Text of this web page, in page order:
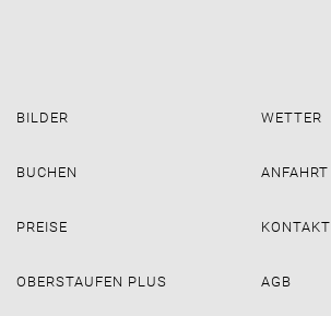
BILDER
BUCHEN
PREISE
OBERSTAUFEN PLUS
WETTER
ANFAHRT
KONTAKT
AGB